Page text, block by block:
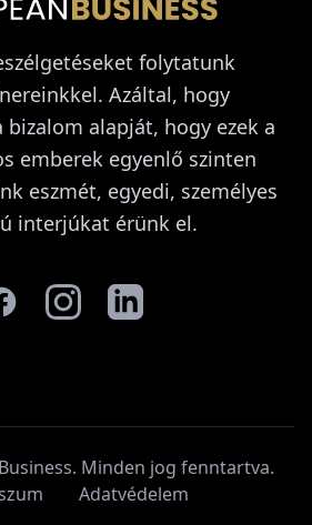
folytatunk
Azáltal, hogy
alapját, hogy ezek a
emberek egyenlő szinten
eszmét, egyedi, személyes
interjúkat érünk el.
Minden jog fenntartva.
Adatvédelem